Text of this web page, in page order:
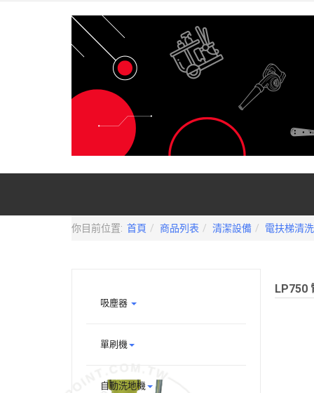
你目前位置: 首頁 商品列表 清潔設備 電扶梯清
LP750
吸塵器
單刷機
自動洗地機